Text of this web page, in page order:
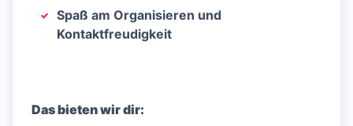
Spaß am Organisieren und
Kontaktfreudigkeit
Das bieten wir dir: